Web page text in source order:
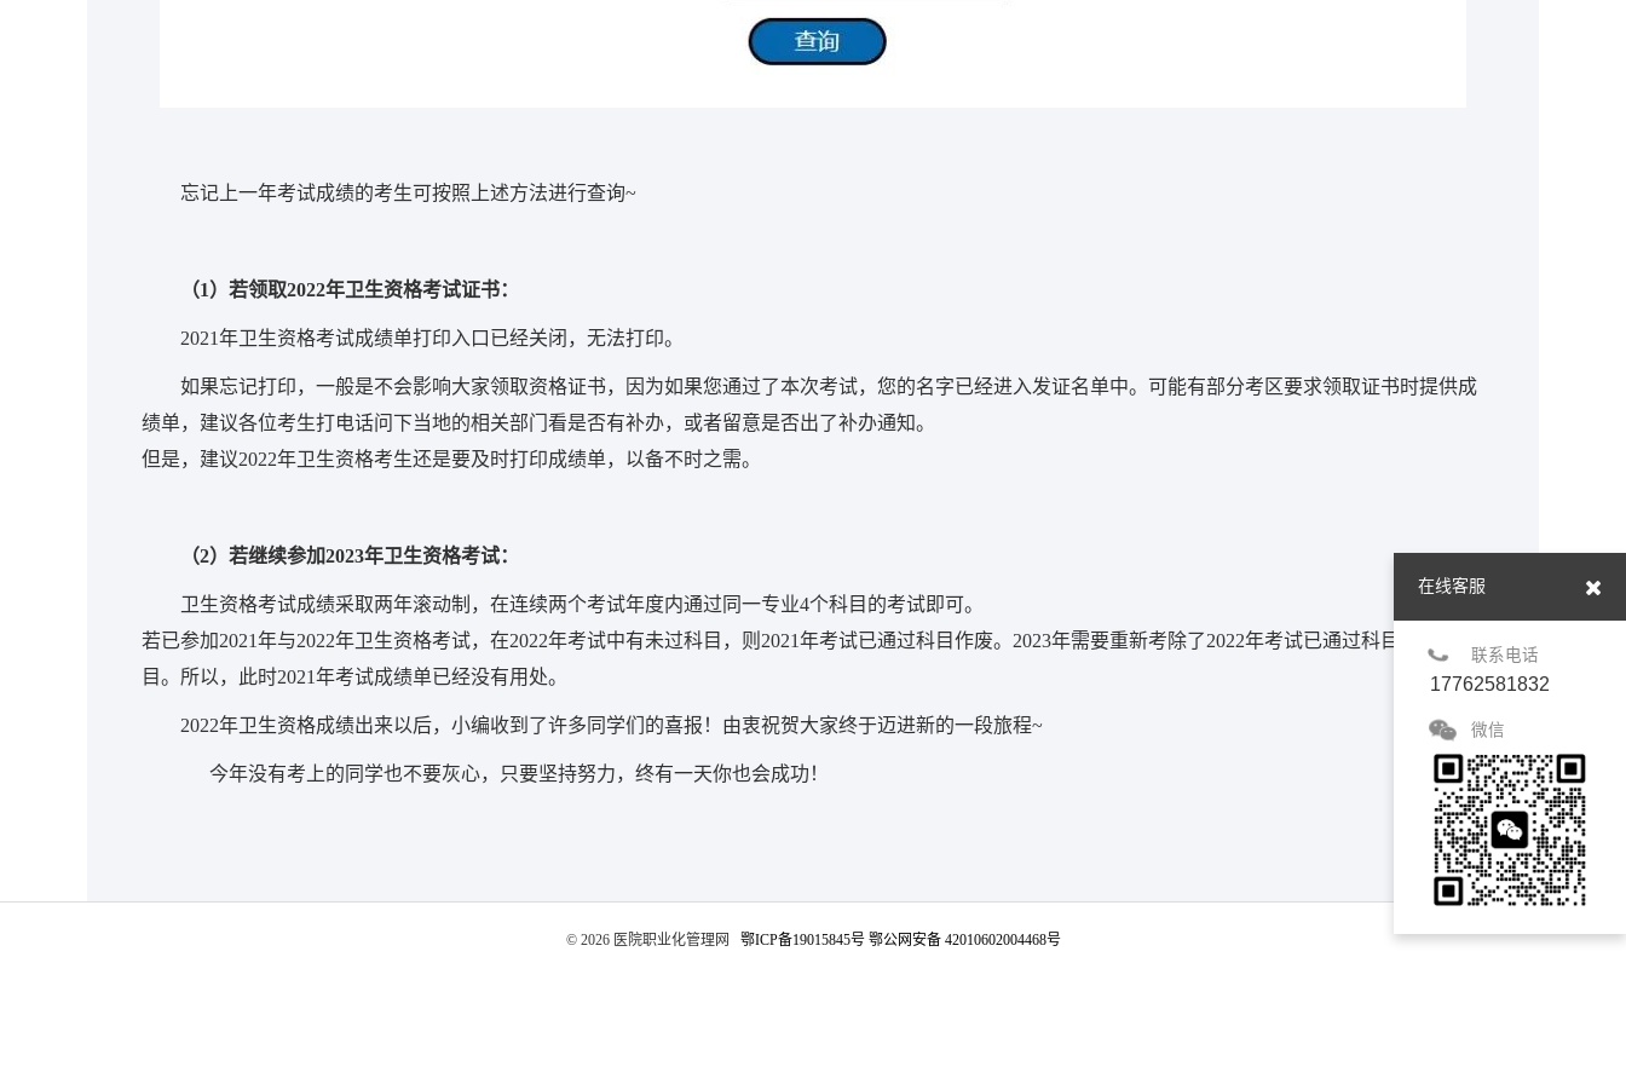
忘记上一年考试成绩的考生可按照上述方法进行查询~
（1）若领取2022年卫生资格考试证书：
2021年卫生资格考试成绩单打印入口已经关闭，无法打印。
如果忘记打印，一般是不会影响大家领取资格证书，因为如果您通过了本次考试，您的名字已经进入发证名单中。可能有部分考区要求领取证书时提供成
绩单，建议各位考生打电话问下当地的相关部门看是否有补办，或者留意是否出了补办通知。
但是，建议2022年卫生资格考生还是要及时打印成绩单，以备不时之需。
（2）若继续参加2023年卫生资格考试：
卫生资格考试成绩采取两年滚动制，在连续两个考试年度内通过同一专业4个科目的考试即可。
若已参加2021年与2022年卫生资格考试，在2022年考试中有未过科目，则2021年考试已通过科目作废。2023年需要重新考除了2022年考试已通过科目的剩余科
目。所以，此时2021年考试成绩单已经没有用处。
2022年卫生资格成绩出来以后，小编收到了许多同学们的喜报！由衷祝贺大家终于迈进新的一段旅程~
今年没有考上的同学也不要灰心，只要坚持努力，终有一天你也会成功！
©️ 2026 医院职业化管理网 鄂ICP备19015845号 鄂公网安备 42010602004468号
在线客服
联系电话
17762581832
微信